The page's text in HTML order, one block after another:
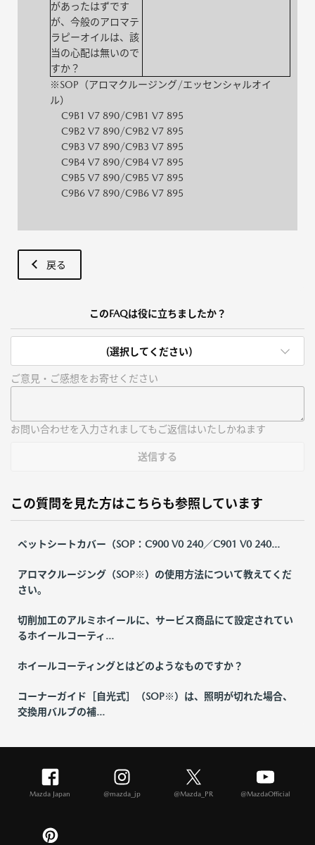
があったはずです
が、今般のアロマテ
ラピーオイルは、該
当の心配は無いので
すか？
※SOP（アロマクルージング/エッセンシャルオイ
ル）
C9B1 V7 890/C9B1 V7 895
C9B2 V7 890/C9B2 V7 895
C9B3 V7 890/C9B3 V7 895
C9B4 V7 890/C9B4 V7 895
C9B5 V7 890/C9B5 V7 895
C9B6 V7 890/C9B6 V7 895
戻る
このFAQは役に立ちましたか？
(選択してください)
ご意見・ご感想をお寄せください
お問い合わせを入力されましてもご返信はいたしかねます
送信する
この質問を見た方はこちらも参照しています
ペットシートカバー（SOP：C900 V0 240／C901 V0 240...
アロマクルージング（SOP※）の使用方法について教えてくだ
さい。
切削加工のアルミホイールに、サービス商品にて設定されてい
るホイールコーティ...
ホイールコーティングとはどのようなものですか？
コーナーガイド［自光式］（SOP※）は、照明が切れた場合、
交換用バルブの補...
Mazda Japan @mazda_jp @Mazda_PR @MazdaOfficial